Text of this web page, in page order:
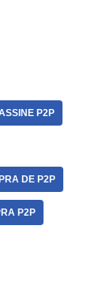
P2P
DE P2P
P2P